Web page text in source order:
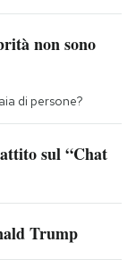
non sono
di persone?
sul “Chat
Trump